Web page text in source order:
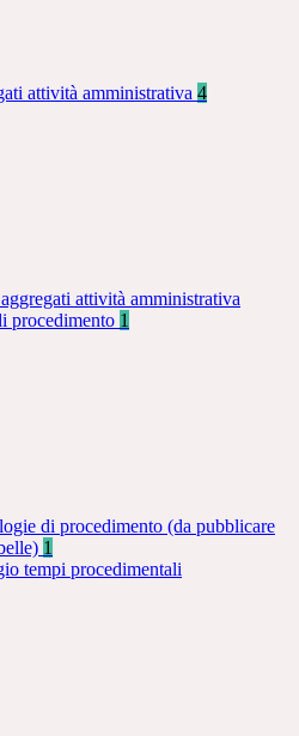
attività amministrativa 4
attività amministrativa
procedimento 1
di procedimento (da pubblicare
1
tempi procedimentali